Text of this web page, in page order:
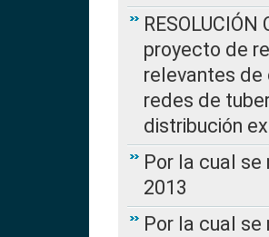
proyecto de
relevantes de
redes de
distribución
Por la cual se
2013
Por la cual se